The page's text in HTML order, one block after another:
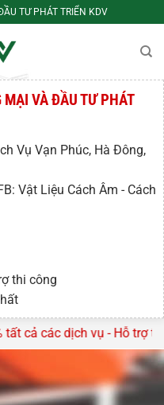
TƯ PHÁT TRIỂN KDV
MẠI VÀ ĐẦU TƯ PHÁT
Vụ Vạn Phúc, Hà Đông,
Vật Liệu Cách Âm - Cách
thi công
- Hỗ trợ tư vấn, lên thiết